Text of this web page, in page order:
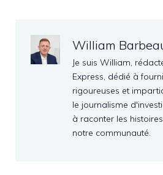
William
Je suis William,
Express, dédié à
rigoureuses et
le journalisme
à raconter les
notre communauté.